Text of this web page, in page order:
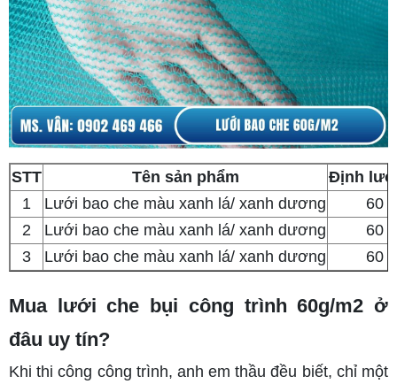
STT Tên sản phẩm
Định
1
Lưới bao che màu xanh lá/ xanh dương
60
2
Lưới bao che màu xanh lá/ xanh dương
60
3
Lưới bao che màu xanh lá/ xanh dương 60
Mua lưới che bụi công trình 60g/m2 ở
đâu uy tín?
Khi thi công công trình, anh em thầu đều biết, chỉ một